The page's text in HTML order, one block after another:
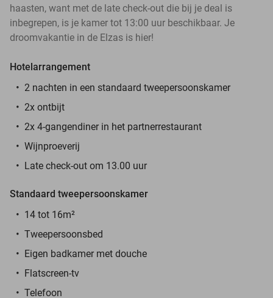
haasten, want met de late check-out die bij je deal is
inbegrepen, is je kamer tot 13:00 uur beschikbaar. Je
droomvakantie in de Elzas is hier!
Hotelarrangement
2 nachten in een standaard tweepersoonskamer
2x ontbijt
2x 4-gangendiner in het partnerrestaurant
Wijnproeverij
Late check-out om 13.00 uur
Standaard tweepersoonskamer
14 tot 16m²
Tweepersoonsbed
Eigen badkamer met douche
Flatscreen-tv
Telefoon